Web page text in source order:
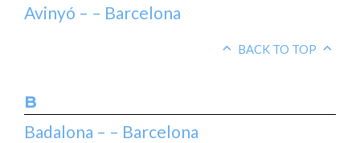
Avinyó – – Barcelona
BACK TO TOP
B
Badalona – – Barcelona